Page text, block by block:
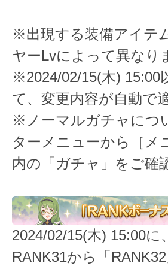
※出現する装備アイテ
ヤーLvによって異なり
※2024/02/15(木) 15:00
て、変更内容が自動で
※ノーマルガチャにつ
ターメニューから［メ
内の「ガチャ」をご確
2024/02/15(木) 15:00
RANK31から「